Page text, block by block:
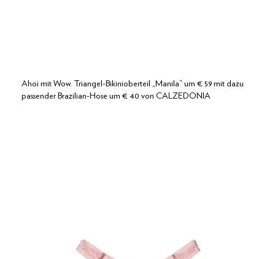
Ahoi mit Wow. Triangel-Bikinioberteil „Manila“ um € 59 mit dazu
passender Brazilian-Hose um € 40 von CALZEDONIA